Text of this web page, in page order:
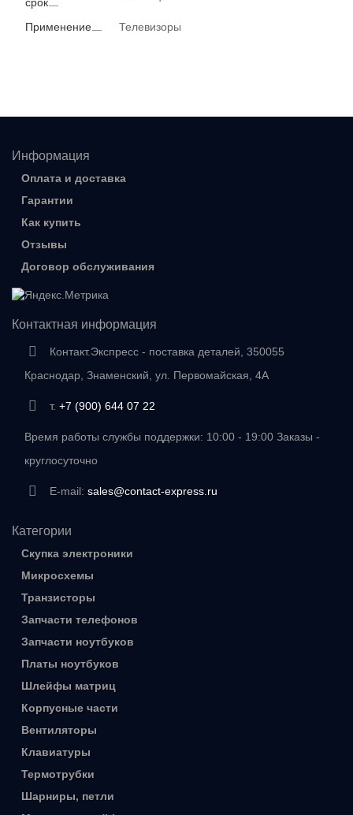
Применение Телевизоры
Информация
Оплата и доставка
Гарантии
Как купить
Отзывы
Договор обслуживания
Контактная информация
Контакт.Экспресс - поставка деталей, 350055
Краснодар, Знаменский, ул. Первомайская, 4А
т. +7 (900) 644 07 22
Время работы службы поддержки: 10:00 - 19:00 Заказы -
круглосуточно
E-mail: sales@contact-express.ru
Категории
Скупка электроники
Микросхемы
Транзисторы
Запчасти телефонов
Запчасти ноутбуков
Платы ноутбуков
Шлейфы матриц
Корпусные части
Вентиляторы
Клавиатуры
Термотрубки
Шарниры, петли